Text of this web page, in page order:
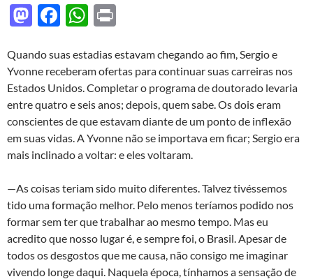
M
to
d
o
n
F
e
b
o
o
k
W
at
s
A
p
p
nt
Quando suas estadias estavam chegando ao fim, Sergio e
Yvonne receberam ofertas para continuar suas carreiras nos
Estados Unidos. Completar o programa de doutorado levaria
entre quatro e seis anos; depois, quem sabe. Os dois eram
conscientes de que estavam diante de um ponto de inflexão
em suas vidas. A Yvonne não se importava em ficar; Sergio era
mais inclinado a voltar: e eles voltaram.
—As coisas teriam sido muito diferentes. Talvez tivéssemos
tido uma formação melhor. Pelo menos teríamos podido nos
formar sem ter que trabalhar ao mesmo tempo. Mas eu
acredito que nosso lugar é, e sempre foi, o Brasil. Apesar de
todos os desgostos que me causa, não consigo me imaginar
vivendo longe daqui. Naquela época, tínhamos a sensação de